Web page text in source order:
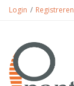
Login Registreren